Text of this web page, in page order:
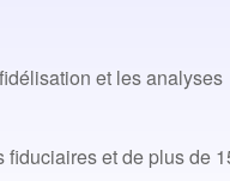
et les analyses
et de plus de